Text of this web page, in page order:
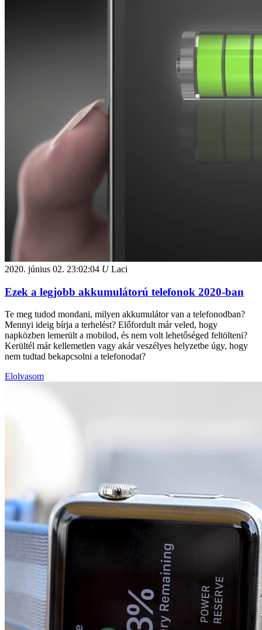
2020. június 02. 23:02:04 ULaci
Ezek a legjobb akkumulátorú telefonok 2020-ban
Te meg tudod mondani, milyen akkumulátor van a telefonodban?
Mennyi ideig bírja a terhelést? Előfordult már veled, hogy
napközben lemerült a mobilod, és nem volt lehetőséged feltölteni?
Kerültél már kellemetlen vagy akár veszélyes helyzetbe úgy, hogy
nem tudtad bekapcsolni a telefonodat?
Elolvasom